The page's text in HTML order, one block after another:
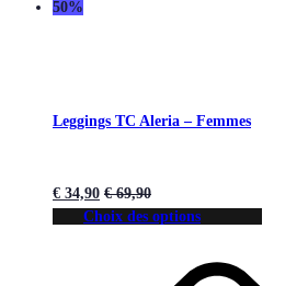
50%
Leggings TC Aleria – Femmes
€ 34,90 €69,90
Choix des options